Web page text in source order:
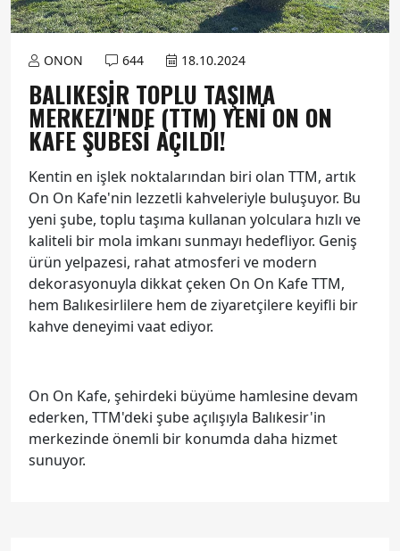
ONON 644 18.10.2024
BALIKESIR TOPLU TAŞIMA
MERKEZI'NDE (TTM) YENI ON ON
KAFE ŞUBESI AÇILDI!
Kentin en işlek noktalarından biri olan TTM, artık
On On Kafe'nin lezzetli kahveleriyle buluşuyor. Bu
yeni şube, toplu taşıma kullanan yolculara hızlı ve
kaliteli bir mola imkanı sunmayı hedefliyor. Geniş
ürün yelpazesi, rahat atmosferi ve modern
dekorasyonuyla dikkat çeken On On Kafe TTM,
hem Balıkesirlilere hem de ziyaretçilere keyifli bir
kahve deneyimi vaat ediyor.
On On Kafe, şehirdeki büyüme hamlesine devam
ederken, TTM'deki şube açılışıyla Balıkesir'in
merkezinde önemli bir konumda daha hizmet
sunuyor.